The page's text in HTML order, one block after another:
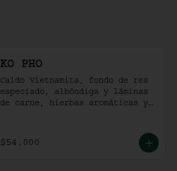
KO PHO
Caldo Vietnamita, fondo de res
especiado, albóndiga y láminas
de carne, hierbas aromáticas y
$54.000